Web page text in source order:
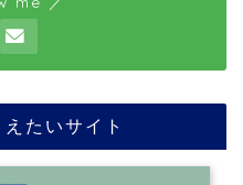
たいサイト